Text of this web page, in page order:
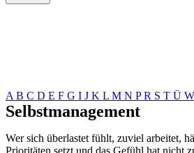
A B C D E F G I J K L M N PR S T Ü W
Selbstmanagement
Wer sich überlastet fühlt, zuviel arbeitet,
Prioritäten setzt und das Gefühl hat nicht